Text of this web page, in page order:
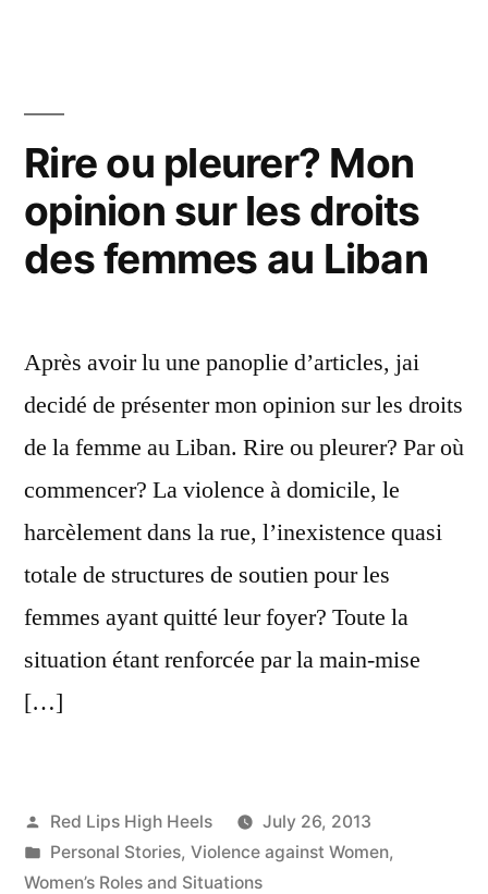
divorce
inconsommé!
Rire ou pleurer? Mon
opinion sur les droits
des femmes au Liban
Après avoir lu une panoplie d’articles, jai
decidé de présenter mon opinion sur les droits
de la femme au Liban. Rire ou pleurer? Par où
commencer? La violence à domicile, le
harcèlement dans la rue, l’inexistence quasi
totale de structures de soutien pour les
femmes ayant quitté leur foyer? Toute la
situation étant renforcée par la main-mise
[…]
Posted
by
Red Lips High Heels
July 26, 2013
Posted
in
Personal Stories, Violence against Women,
Women’s Roles and Situations